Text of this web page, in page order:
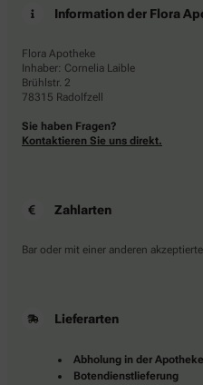
Information der Flora
Flora Apotheke
Inhaber: Cornelia Laible
Brühlstr. 2
78315 Radolfzell
Sie haben Fragen?
Kontaktieren Sie uns direkt.
Zahlarten
Bar oder mit einer anderen
Lieferarten
Abholung in der Apotheke
Botendienstlieferung